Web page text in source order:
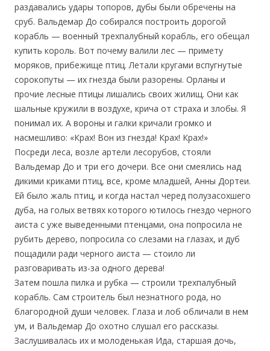
раздавались удары топоров, дубы были обречены на
сруб. Вальдемар До собирался построить дорогой
корабль — военный трехпалубный корабль, его обещал
купить король. Вот почему валили лес — примету
моряков, прибежище птиц. Летали кругами вспугнутые
сорокопуты — их гнезда были разорены. Орланы и
прочие лесные птицы лишались своих жилищ. Они как
шальные кружили в воздухе, крича от страха и злобы. Я
понимал их. А вороны и галки кричали громко и
насмешливо: «Крах! Вон из гнезда! Крах! Крах!»
Посреди леса, возле артели лесорубов, стояли
Вальдемар До и три его дочери. Все они смеялись над
дикими криками птиц, все, кроме младшей, Анны Дортеи.
Ей было жаль птиц, и когда настал черед полузасохшего
дуба, на голых ветвях которого ютилось гнездо черного
аиста с уже выведенными птенцами, она попросила не
рубить дерево, попросила со слезами на глазах, и дуб
пощадили ради черного аиста — стоило ли
разговаривать из-за одного дерева!
Затем пошла пилка и рубка — строили трехпалубный
корабль. Сам строитель был незнатного рода, но
благородной души человек. Глаза и лоб обличали в нем
ум, и Вальдемар До охотно слушал его рассказы.
Заслушивалась их и молоденькая Ида, старшая дочь,